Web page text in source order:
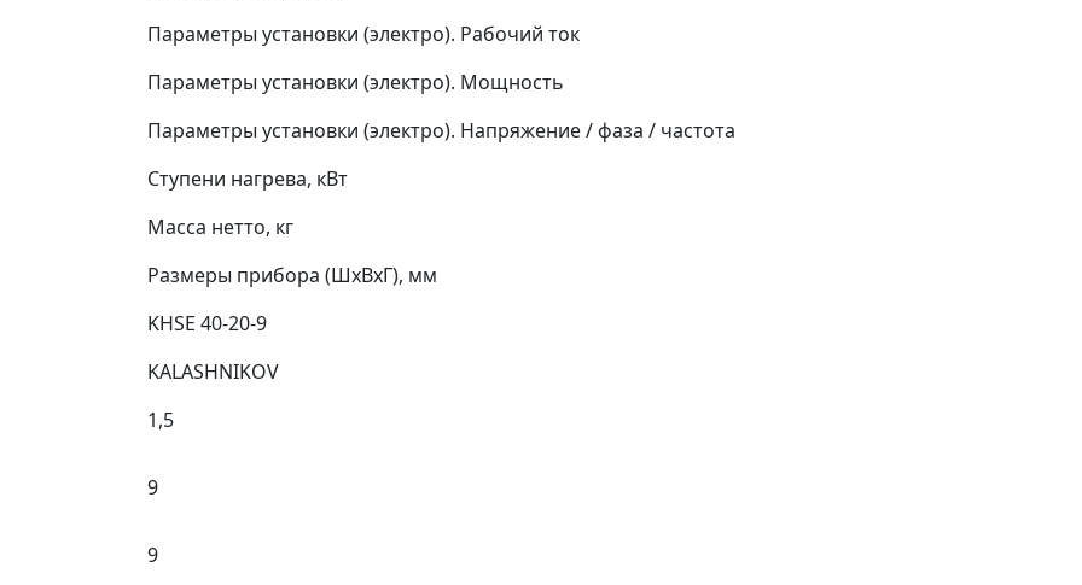
Параметры установки (электро). Рабочий ток
Параметры установки (электро). Мощность
Параметры установки (электро). Напряжение / фаза / частота
Ступени нагрева, кВт
Масса нетто, кг
Размеры прибора (ШхВхГ), мм
KHSE 40-20-9
KALASHNIKOV
1,5
9
9